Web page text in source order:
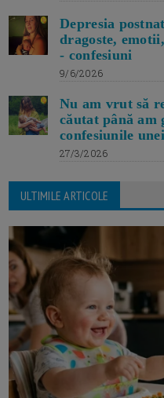
Depresia
dragoste,
- confesiuni
9/6/2026
Nu am vrut să
căutat până am
confesiunile
27/3/2026
ULTIMILE ARTICOLE